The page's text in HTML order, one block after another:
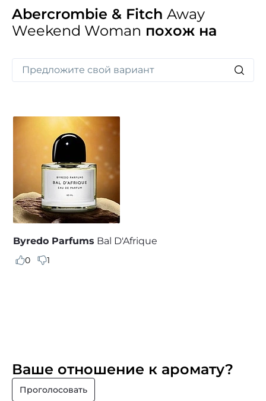
Woman вы окунетесь в незабываемые моменты
счастья, зарядитесь энергией и отличным
настроением. В этом звучании лаванда дополнена
Abercrombie & Fitch Away
Weekend Woman похож на
Byredo Parfums Bal D'Afrique
0 1
Ваше отношение к аромату?
Проголосовать